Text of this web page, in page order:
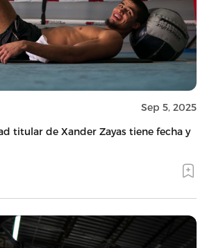
Sep 5, 2025
titular de Xander Zayas tiene fecha y